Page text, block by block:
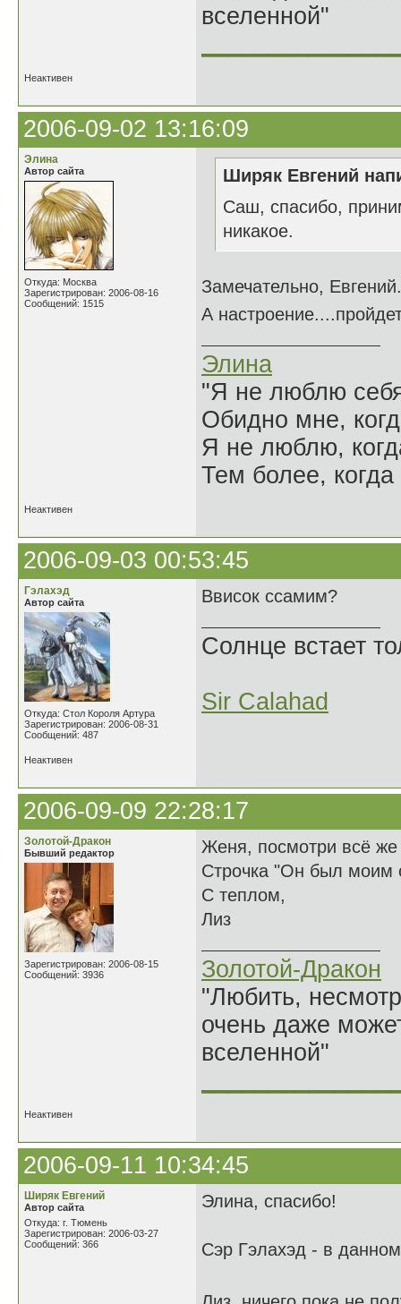
вселенной"
Неактивен
2006-09-02 13:16:09
Элина
Автор сайта
Откуда: Москва
Зарегистрирован: 2006-08-16
Сообщений: 1515
Ширяк Евгений
Саш, спасибо,
никакое.
Замечательно,
А
Элина
"Я не люблю
Обидно мне,
Я не люблю,
Тем более,
Неактивен
2006-09-03 00:53:45
Гэлахэд
Автор сайта
Откуда: Стол Короля Артура
Зарегистрирован: 2006-08-31
Сообщений: 487
Ввисок ссамим?
Солнце встает
Sir Calahad
Неактивен
2006-09-09 22:28:17
Золотой-Дракон
Бывший редактор
Зарегистрирован: 2006-08-15
Сообщений: 3936
Женя, посмотри всё
Строчка "Он был моим
С теплом,
Лиз
Золотой-Дракон
"Любить,
очень даже
вселенной"
Неактивен
2006-09-11 10:34:45
Ширяк Евгений
Автор сайта
Откуда: г. Тюмень
Зарегистрирован: 2006-03-27
Сообщений: 366
Элина, спасибо!
Сэр Гэлахэд - в